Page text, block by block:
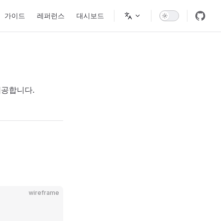
가이드 레퍼런스 대시보드
합니다.
wireframe